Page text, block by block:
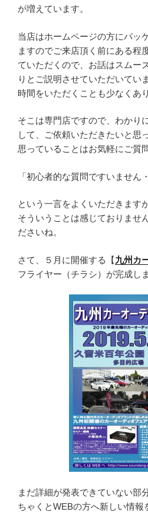
が増えています。
当店はホームページの方にパッ
ますのでご来店頂く前にある程
ていただくので、お話はスムー
りとご説明させていただいてい
時間をいただくことも少なくあ
そこは専門店ですので、わかり
して、ご依頼いただきたいと思
思っていることはお気軽にご質
「初心者的な質問ですいません
という一言をよくいただきます
そういうことは感じておりませ
ださいね。
さて、５月に開催する【九州カ
フライヤー（チラシ）が完成し
まだ詳細が発表できていない部
ちゃくとWEBの方へ新しい情報